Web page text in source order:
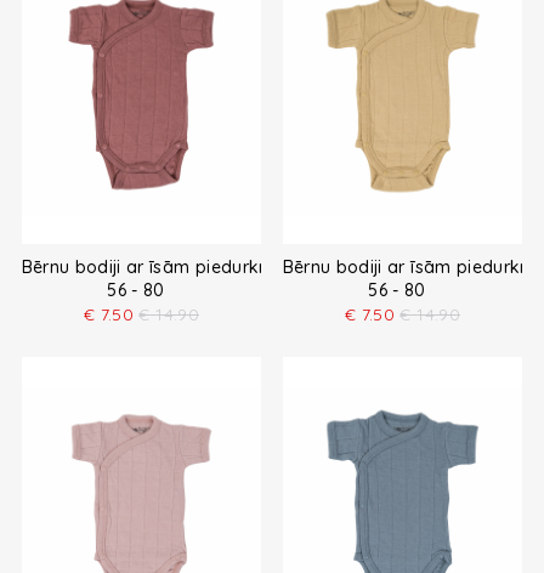
Bērnu bodiji ar īsām piedurknēm
56 - 80
€ 7.50 € 14.90
Bērnu bodiji ar īsām
56 - 80
€ 7.50 € 14.90